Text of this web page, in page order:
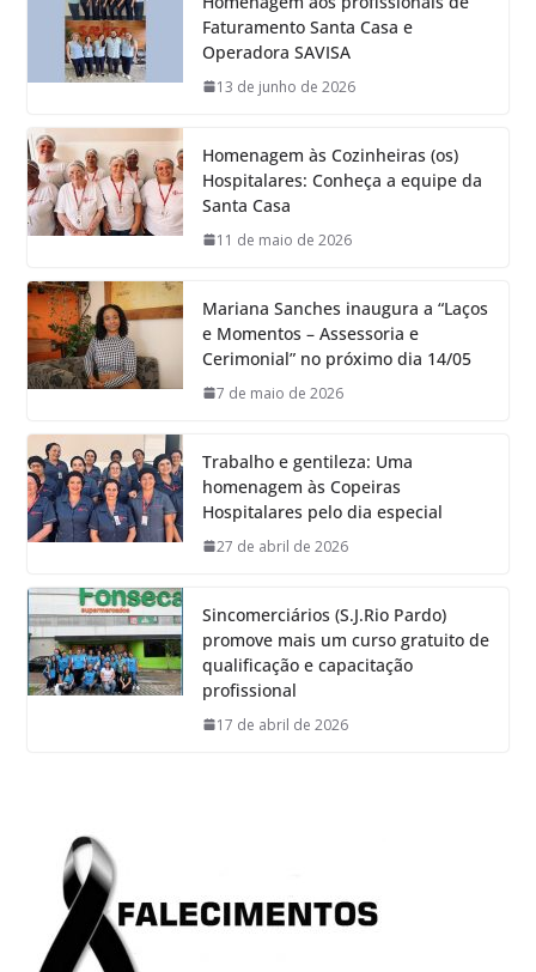
Faturamento Santa Casa e
Operadora SAVISA
13 de junho de 2026
Homenagem às Cozinheiras (os)
Hospitalares: Conheça a equipe da
Santa Casa
11 de maio de 2026
Mariana Sanches inaugura a “Laços
e Momentos – Assessoria e
Cerimonial” no próximo dia 14/05
7 de maio de 2026
Trabalho e gentileza: Uma
homenagem às Copeiras
Hospitalares pelo dia especial
27 de abril de 2026
Sincomerciários (S.J.Rio Pardo)
promove mais um curso gratuito de
qualificação e capacitação
profissional
17 de abril de 2026